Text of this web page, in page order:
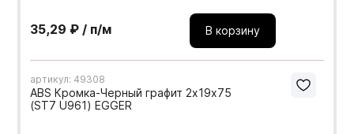
35,29 ₽ / п/м В корзину
артикул: 49308
ABS Кромка-Черный графит 2х19х75
(ST7 U961) EGGER